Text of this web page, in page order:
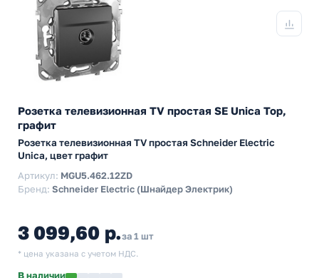
Розетка телевизионная TV простая SE Unica Top,
графит
Розетка телевизионная TV простая Schneider Electric
Unica, цвет графит
Артикул: MGU5.462.12ZD
Бренд: Schneider Electric (Шнайдер Электрик)
3 099,60 р.за 1 шт
* цена указана с учетом НДС.
В наличии